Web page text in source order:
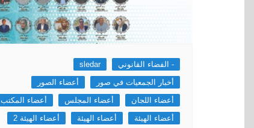
- الفضاء القانوني
sledar
أخبار الجمعيات في صور
أعضاء الصور
أعضاء اللجان
أعضاء المجلس
أعضاء المكتب
أعضاء الهيئة
أعضاء الهيئة
أعضاء الهيئة 2